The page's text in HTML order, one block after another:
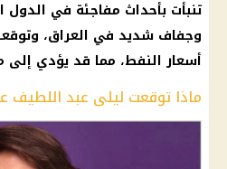
تنبأت بأحداث مفاجئة في الدول
وجفاف شديد في العراق،
أسعارالنفط، مما قد يؤدي إلى
ماذا توقعت ليلى عبد اللطيف